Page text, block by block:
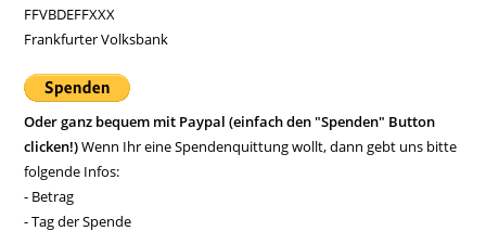
FFVBDEFFXXX
Frankfurter Volksbank
Oder ganz bequem mit Paypal (einfach den "Spenden" Button
clicken!)Wenn Ihr eine Spendenquittung wollt, dann gebt uns bitte
folgende Infos:
- Betrag
- Tag der Spende